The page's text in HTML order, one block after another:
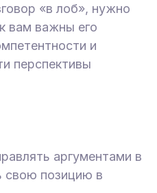
«в лоб», нужно
вам важны его
и
перспективы
аргументами в
свою позицию в